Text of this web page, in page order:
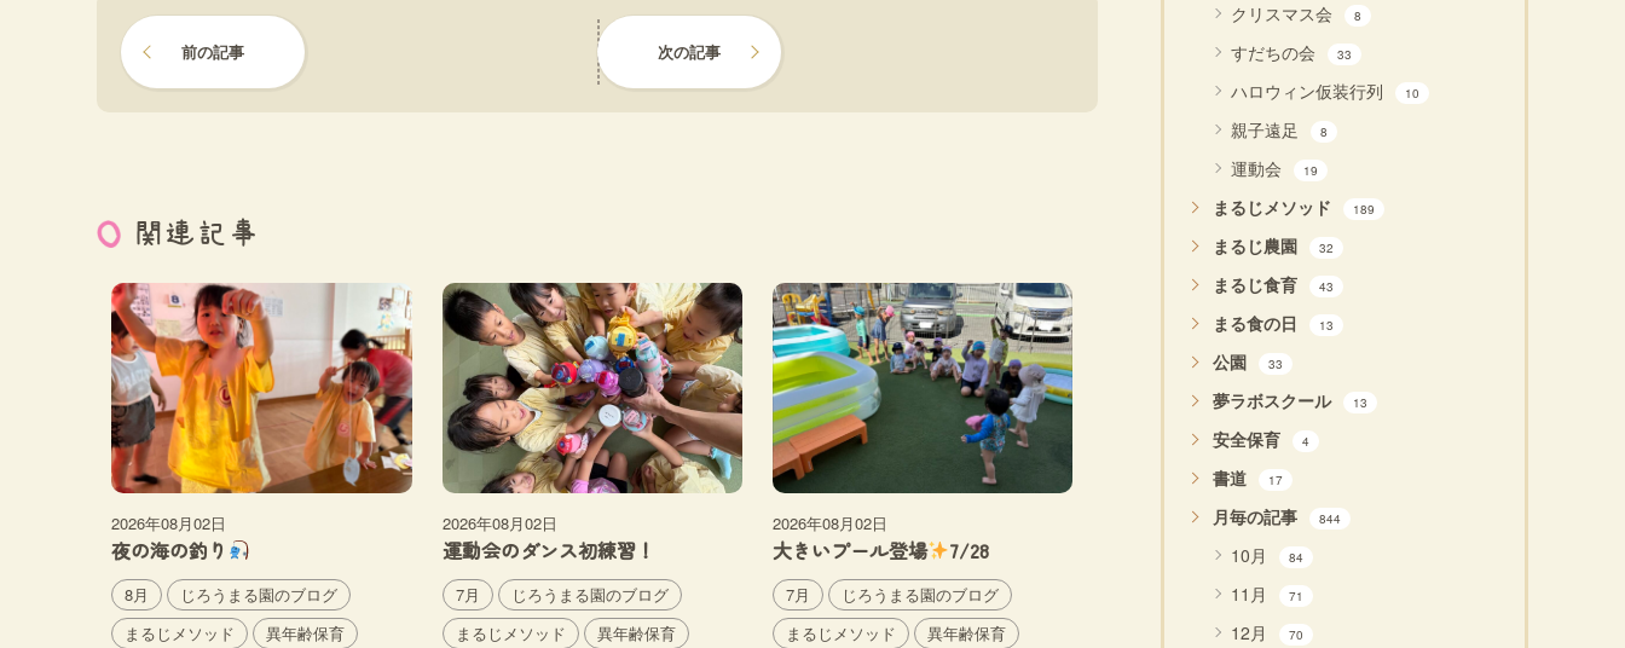
前の記事 次の記事
関連記事
2026年08月02日
夜の海の釣り
8月
じろうまる園のブログ
まるじメソッド
異年齢保育
2026年08月02日
運動会のダンス初練習！
7月
じろうまる園のブログ
まるじメソッド
異年齢保育
2026年08月02日
大きいプール登場 7/28
7月
じろうまる園のブログ
まるじメソッド
異年齢保育
クリスマス会 8
すだちの会 33
ハロウィン仮装行列 10
親子遠足 8
運動会 19
まるじメソッド 189
まるじ農園 32
まるじ食育 43
まる食の日 13
公園 33
夢ラボスクール 13
安全保育 4
書道 17
月毎の記事 844
10月 84
11月 71
12月 70